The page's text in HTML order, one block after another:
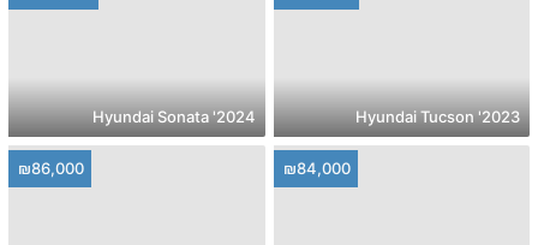
2023' Hyundai Tucson
2024' Hyundai Sonata
₪84,000
₪86,000